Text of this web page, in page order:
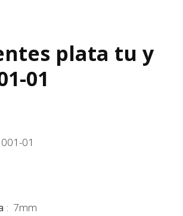
plata tu y
01
01
: 7mm